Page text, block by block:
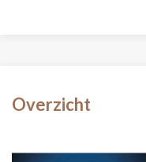
Overzicht